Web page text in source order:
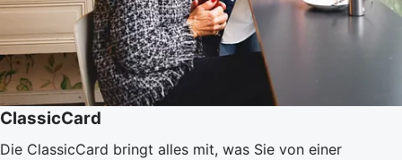
ClassicCard
Die ClassicCard bringt alles mit, was Sie von einer